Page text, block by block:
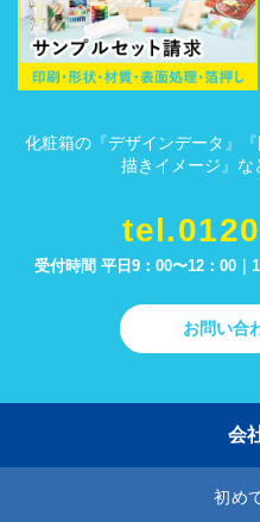
化粧箱の『デザインデータ』
描きイメージ』な
受付時間 平日9：00〜12：00｜
お問い合
会
初め